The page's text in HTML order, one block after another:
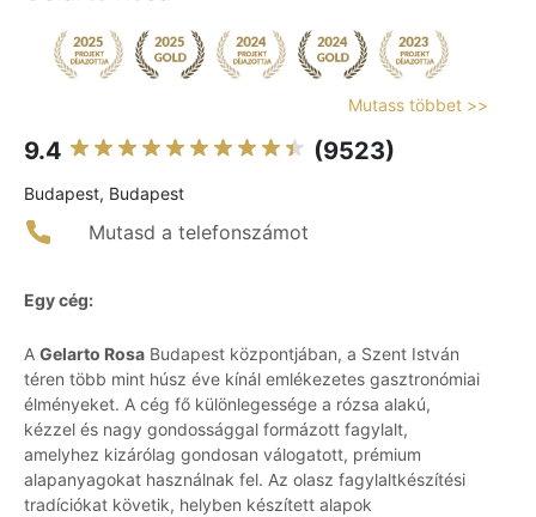
Mutass többet >>
9.4 (9523)
Budapest, Budapest
Mutasd a telefonszámot
Egy cég:
A Gelarto Rosa Budapest központjában, a Szent István
téren több mint húsz éve kínál emlékezetes gasztronómiai
élményeket. A cég fő különlegessége a rózsa alakú,
kézzel és nagy gondossággal formázott fagylalt,
amelyhez kizárólag gondosan válogatott, prémium
alapanyagokat használnak fel. Az olasz fagylaltkészítési
tradíciókat követik, helyben készített alapok